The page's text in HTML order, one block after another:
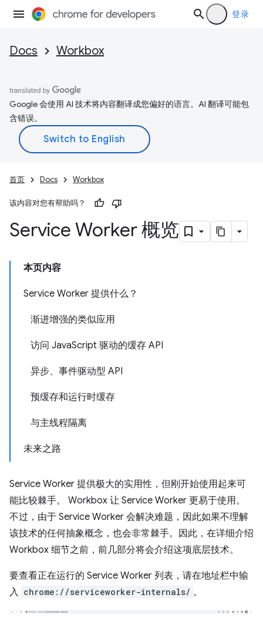
登录
Docs Workbox
Google 会使用 AI 技术将内容翻译成您偏好的语言。AI 翻译可能包
含错误。
首页 Docs Workbox
该内容对您有帮助吗？
Service Worker 概览
本页内容
Service Worker 提供什么？
渐进增强的类似应用
访问 JavaScript 驱动的缓存 API
异步、事件驱动型 API
预缓存和运行时缓存
与主线程隔离
未来之路
Service Worker 提供极大的实用性，但刚开始使用起来可
能比较棘手。 Workbox 让 Service Worker 更易于使用。
不过，由于 Service Worker 会解决难题，因此如果不理解
该技术的任何抽象概念，也会非常棘手。因此，在详细介绍
Workbox 细节之前，前几部分将会介绍这项底层技术。
要查看正在运行的 Service Worker 列表，请在地址栏中输
入 chrome://serviceworker-internals/ 。